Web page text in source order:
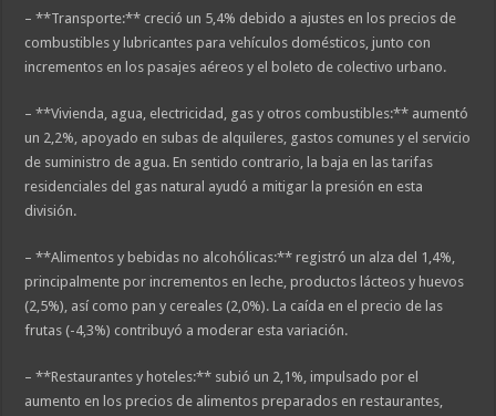
– **Transporte:** creció un 5,4% debido a ajustes en los precios de
combustibles y lubricantes para vehículos domésticos, junto con
incrementos en los pasajes aéreos y el boleto de colectivo urbano.
– **Vivienda, agua, electricidad, gas y otros combustibles:** aumentó
un 2,2%, apoyado en subas de alquileres, gastos comunes y el servicio
de suministro de agua. En sentido contrario, la baja en las tarifas
residenciales del gas natural ayudó a mitigar la presión en esta
división.
– **Alimentos y bebidas no alcohólicas:** registró un alza del 1,4%,
principalmente por incrementos en leche, productos lácteos y huevos
(2,5%), así como pan y cereales (2,0%). La caída en el precio de las
frutas (-4,3%) contribuyó a moderar esta variación.
– **Restaurantes y hoteles:** subió un 2,1%, impulsado por el
aumento en los precios de alimentos preparados en restaurantes,